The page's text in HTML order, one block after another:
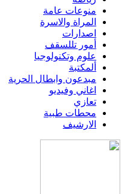
منوعات عامة
المراة والاسرة
اصدارات
أمور تللسقف
علوم وتكنولوجيا
ألمكتبة
مبدعون وابطال الحرية
اغاني وفيديو
تعازي
محطات طبية
الارشيف